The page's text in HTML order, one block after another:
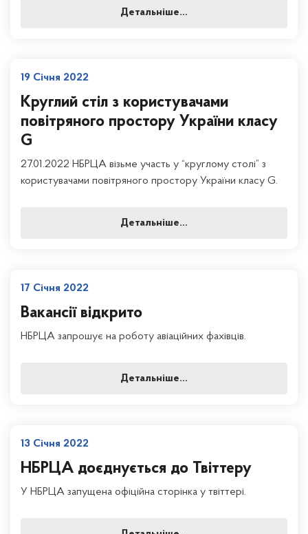
Детальніше...
19 Січня 2022
Круглий стіл з користувачами
повітряного простору України класу
G
27.01.2022 НБРЦА візьме участь у “круглому столі” з
користувачами повітряного простору України класу G.
Детальніше...
17 Січня 2022
Вакансії відкрито
НБРЦА запрошує на роботу авіаційних фахівців.
Детальніше...
13 Січня 2022
НБРЦА доєднується до Твіттеру
У НБРЦА запущена офіційна сторінка у твіттері.